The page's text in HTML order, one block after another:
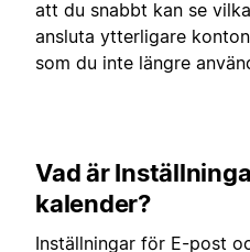
att du snabbt kan se
ansluta ytterligare
som du inte längre
Vad är
kalender?
Inställningar för E-post